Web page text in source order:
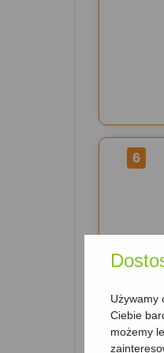
Używamy
Ciebie
możemy
6